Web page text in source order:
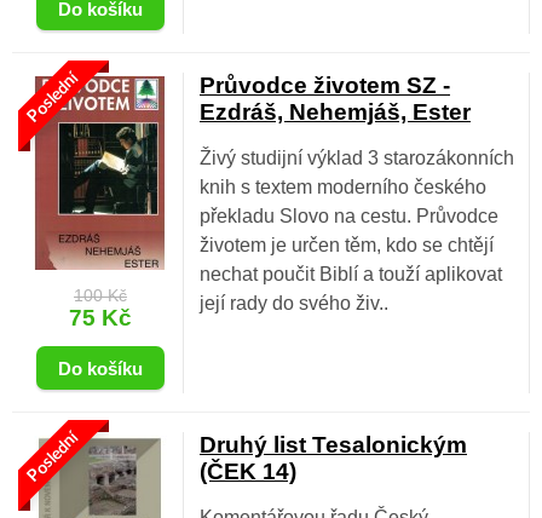
Poslední
100 Kč
75 Kč
Průvodce životem SZ -
Ezdráš, Nehemjáš, Ester
Živý studijní výklad 3 starozákonních
knih s textem moderního českého
překladu Slovo na cestu. Průvodce
životem je určen těm, kdo se chtějí
nechat poučit Biblí a touží aplikovat
její rady do svého živ..
Poslední
Druhý list Tesalonickým
(ČEK 14)